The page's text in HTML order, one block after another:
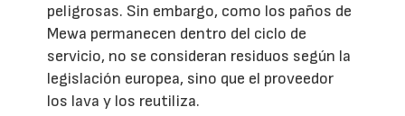
peligrosas. Sin embargo, como los paños de
Mewa permanecen dentro del ciclo de
servicio, no se consideran residuos según la
legislación europea, sino que el proveedor
los lava y los reutiliza.